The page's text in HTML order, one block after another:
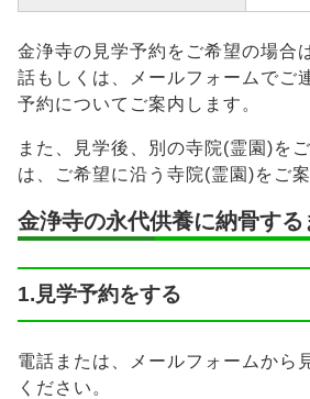
金浄寺の見学予約をご希望の場合
話もしくは、メールフォームでご
予約についてご案内します。
また、見学後、別の寺院(霊園)を
は、ご希望に沿う寺院(霊園)をご案
金浄寺の永代供養に納骨する
1.見学予約をする
電話または、メールフォームから
ください。